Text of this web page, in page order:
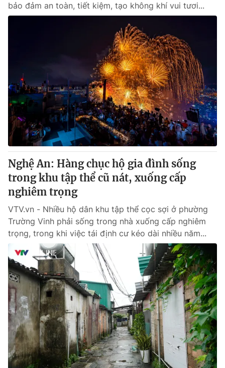
bảo đảm an toàn, tiết kiệm, tạo không khí vui tươi...
Nghệ An: Hàng chục hộ gia đình sống
trong khu tập thể cũ nát, xuống cấp
nghiêm trọng
VTV.vn - Nhiều hộ dân khu tập thể cọc sợi ở phường
Trường Vinh phải sống trong nhà xuống cấp nghiêm
trọng, trong khi việc tái định cư kéo dài nhiều năm...